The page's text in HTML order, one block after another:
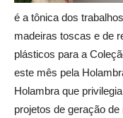
é a tônica dos
madeiras toscas e de
plásticos para a
este mês pela
Holambra que
projetos de geração